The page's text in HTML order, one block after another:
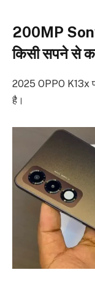
200MP
किसी सपने से
2025 OPPO K13x
है।